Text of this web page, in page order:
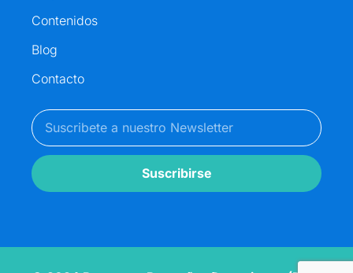
Contenidos
Blog
Contacto
Suscribirse